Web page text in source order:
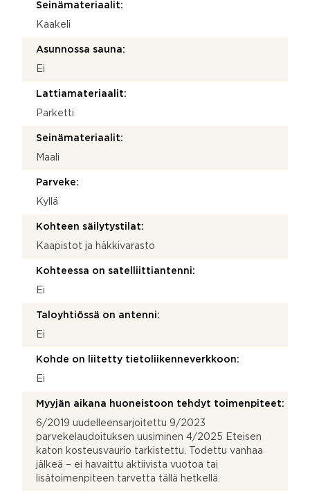
Seinämateriaalit:
Kaakeli
Asunnossa sauna:
Ei
Lattiamateriaalit:
Parketti
Seinämateriaalit:
Maali
Parveke:
Kyllä
Kohteen säilytystilat:
Kaapistot ja häkkivarasto
Kohteessa on satelliittiantenni:
Ei
Taloyhtiössä on antenni:
Ei
Kohde on liitetty tietoliikenneverkkoon:
Ei
Myyjän aikana huoneistoon tehdyt toimenpiteet:
6/2019 uudelleensarjoitettu 9/2023
parvekelaudoituksen uusiminen 4/2025 Eteisen
katon kosteusvaurio tarkistettu. Todettu vanhaa
jälkeä – ei havaittu aktiivista vuotoa tai
lisätoimenpiteen tarvetta tällä hetkellä.